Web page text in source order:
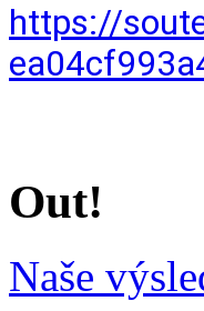
https://
Out!
Naše